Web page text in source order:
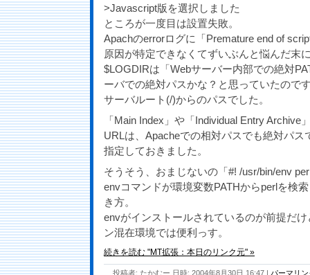
>Javascript版を選択しました
ところが一度目は設置失敗。
Apachのerrorログに「Premature end of
原因が特定できなくてずいぶんと悩んだ末
$LOGDIRは「Webサーバー内部での絶対
ーバでの絶対パスかな？と思っていたので
サーバルート(/)からのパスでした。
「Main Index」や「Individual Entry Archive
URLは、Apacheでの相対パスでも絶対パス
指定しておきました。
そうそう、おまじないの「#! /usr/bin/env
envコマンドが環境変数PATHからperlを検
き方。
envがインストールされているのが前提だ
ン混在環境では便利っす。
続きを読む "MT拡張：本日のリンク元" »
投稿者: たかむー 日時: 2004年8月30日 16:47 | パーマリン